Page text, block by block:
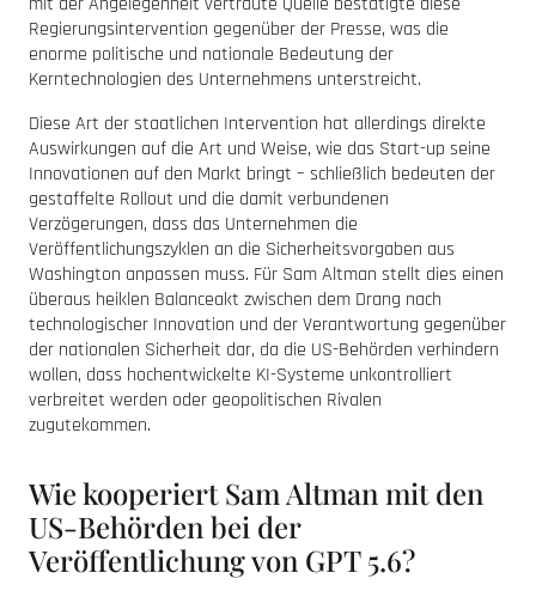
Regierungsintervention gegenüber der Presse, was die
enorme politische und nationale Bedeutung der
Kerntechnologien des Unternehmens unterstreicht.
Diese Art der staatlichen Intervention hat allerdings direkte
Auswirkungen auf die Art und Weise, wie das Start-up seine
Innovationen auf den Markt bringt – schließlich bedeuten der
gestaffelte Rollout und die damit verbundenen
Verzögerungen, dass das Unternehmen die
Veröffentlichungszyklen an die Sicherheitsvorgaben aus
Washington anpassen muss. Für Sam Altman stellt dies einen
überaus heiklen Balanceakt zwischen dem Drang nach
technologischer Innovation und der Verantwortung gegenüber
der nationalen Sicherheit dar, da die US-Behörden verhindern
wollen, dass hochentwickelte KI-Systeme unkontrolliert
verbreitet werden oder geopolitischen Rivalen
zugutekommen.
Wie kooperiert Sam Altman mit den
US-Behörden bei der
Veröffentlichung von GPT 5.6?